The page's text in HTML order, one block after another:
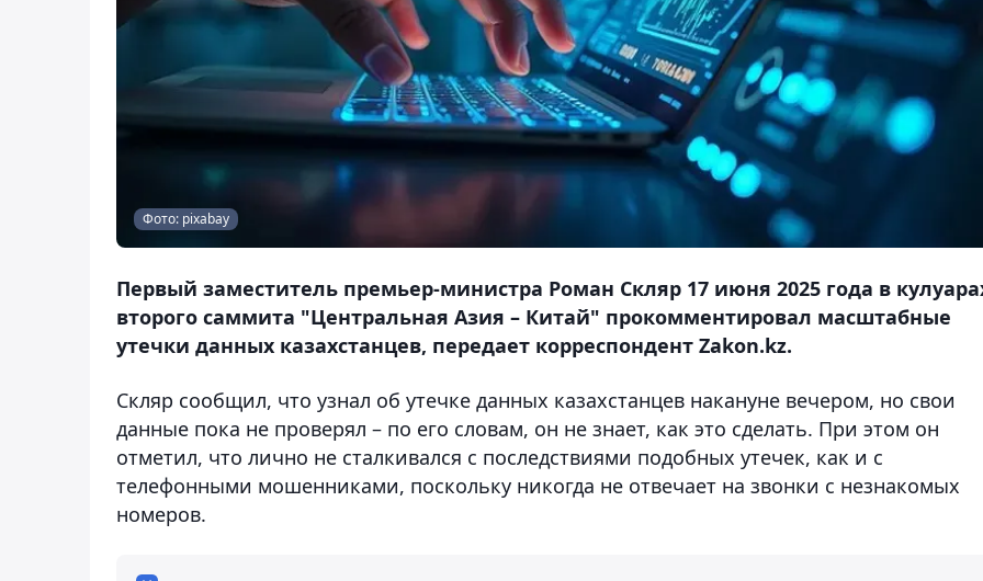
Фото: pixabay
Первый заместитель премьер-министра Роман Скляр 17 июня 2025 года в
второго саммита "Центральная Азия – Китай" прокомментировал масштабные
утечки данных казахстанцев, передает корреспондент Zakon.kz.
Скляр сообщил, что узнал об утечке данных казахстанцев накануне вечером, но свои
данные пока не проверял – по его словам, он не знает, как это сделать. При этом он
отметил, что лично не сталкивался с последствиями подобных утечек, как и с
телефонными мошенниками, поскольку никогда не отвечает на звонки с незнакомых
номеров.